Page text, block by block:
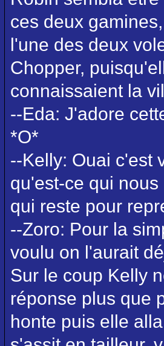
ces deux
l'une des deux
Chopper,
connaissaient la
--Eda: J'adore
*O*
--Kelly: Ouai c'est
qu'est-ce qui
qui reste pour
--Zoro: Pour la
voulu on l'aurait
Sur le coup Kelly
réponse plus que
honte puis elle